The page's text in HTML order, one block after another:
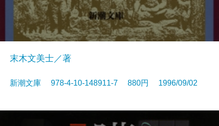
末木文美士／著
新潮文庫 978-4-10-148911-7 880円 1996/09/02